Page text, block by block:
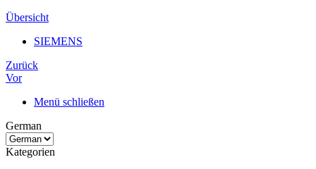
Übersicht
SIEMENS
Zurück
Vor
Menü schließen
German
Kategorien